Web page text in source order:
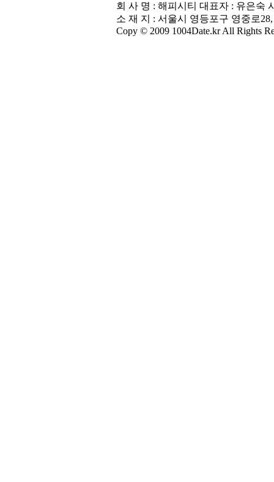
회 사 명 : 해피시티 대표자 : 유은숙
소 재 지 : 서울시 영등포구 영중로
Copy © 2009 1004Date.kr All Rights